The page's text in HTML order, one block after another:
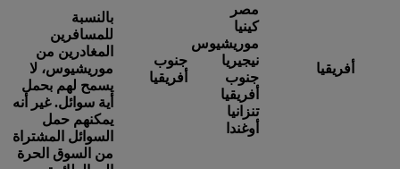
أفريقيا
مصر
كينيا
موريشيوس
نيجيريا
جنوب
أفريقيا
تنزانيا
أوغندا
جنوب
أفريقيا
بالنسبة
للمسافرين
المغادرين من
موريشيوس، لا
يسمح لهم بحمل
أية سوائل. غير أنه
يمكنهم حمل
السوائل المشتراة
من السوق الحرة